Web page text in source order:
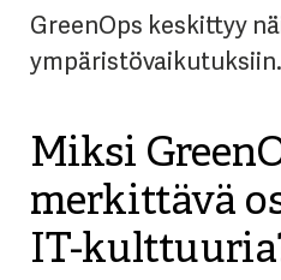
GreenOps keskittyy
ympäristövaikutuksiin.
Miksi
merkittävä
IT-